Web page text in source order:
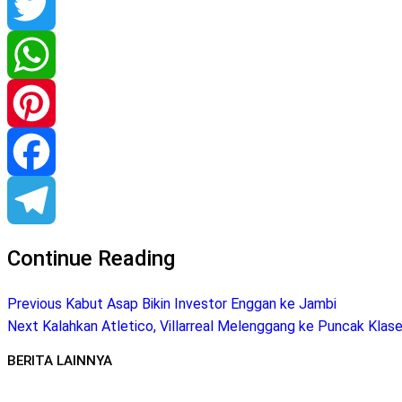
Twitter
WhatsApp
Pinterest
Facebook
Telegram
Continue Reading
Previous Kabut Asap Bikin Investor Enggan ke Jambi
Next Kalahkan Atletico, Villarreal Melenggang ke Puncak
BERITA LAINNYA